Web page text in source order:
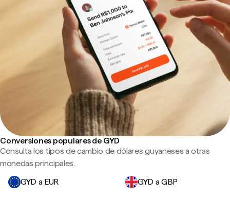
Conversiones populares de GYD
Consulta los tipos de cambio de dólares guyaneses a otras
monedas principales.
GYD a EUR
GYD a GBP